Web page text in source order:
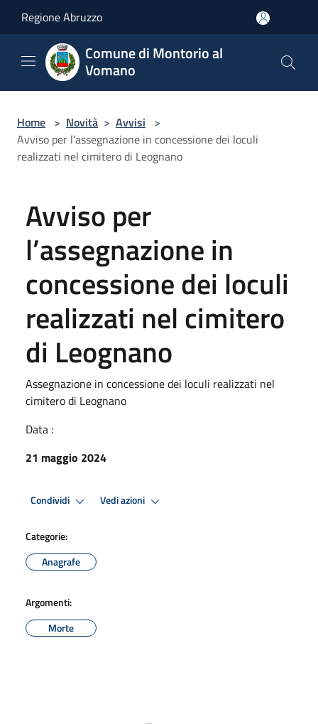
Regione Abruzzo
Comune di Montorio al
Vomano
Home > Novità > Avvisi >
Avviso per l’assegnazione in concessione dei loculi
realizzati nel cimitero di Leognano
Avviso per
l’assegnazione in
concessione dei loculi
realizzati nel cimitero
di Leognano
Assegnazione in concessione dei loculi realizzati nel
cimitero di Leognano
Data :
21 maggio 2024
Condividi Vedi azioni
Categorie:
Anagrafe
Argomenti:
Morte